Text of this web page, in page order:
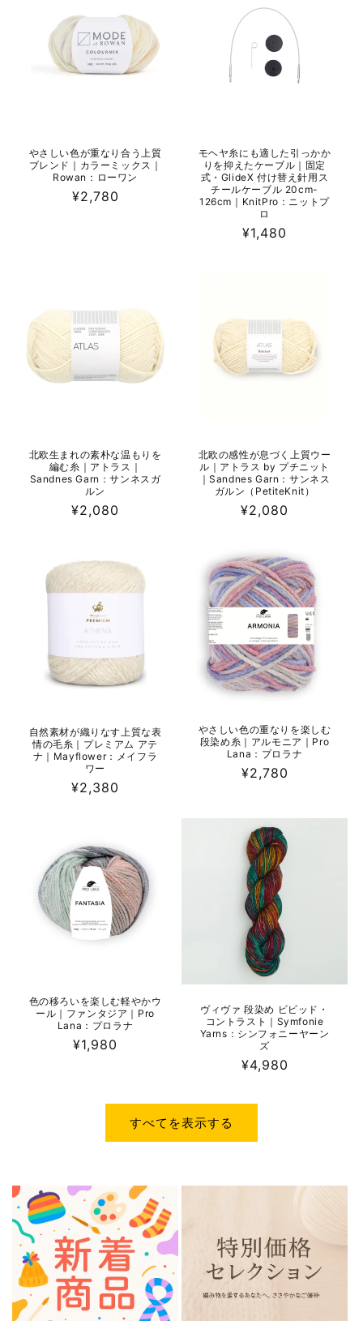
やさしい色が重なり合う上質
ブレンド｜カラーミックス｜
Rowan：ローワン
通
¥2,780
モヘヤ糸にも適した引っかか
りを抑えたケーブル｜固定
式・GlideX 付け替え針用ス
チールケーブル 20cm-
126cm｜KnitPro：ニットプ
ロ
通
¥1,480
北欧生まれの素朴な温もりを
編む糸｜アトラス｜
Sandnes Garn：サンネスガ
ルン
通
格
¥2,080
北欧の感性が息づく上質ウー
ル｜アトラス by プチニット
｜Sandnes Garn：サンネス
ガルン（PetiteKnit）
通
格
¥2,080
自然素材が織りなす上質な表
情の毛糸｜プレミアム アテ
ナ｜Mayflower：メイフラ
ワー
通
¥2,380
やさしい色の重なりを楽しむ
段染め糸｜アルモニア｜Pro
Lana：プロラナ
通
格
¥2,780
色の移ろいを楽しむ軽やかウ
ール｜ファンタジア｜Pro
Lana：プロラナ
通
¥1,980
ヴィヴァ 段染め ビビッド・
コントラスト｜Symfonie
Yarns：シンフォニーヤーン
ズ
通
価
¥4,980
すべてを表示する